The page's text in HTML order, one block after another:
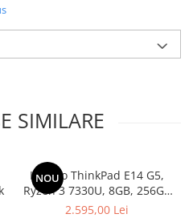
SIMILARE
NOU
Lenovo ThinkPad E14 G5,
Ryzen 3 7330U, 8GB, 256GB
SSD, Win 11 Pro
2.595,00 Lei